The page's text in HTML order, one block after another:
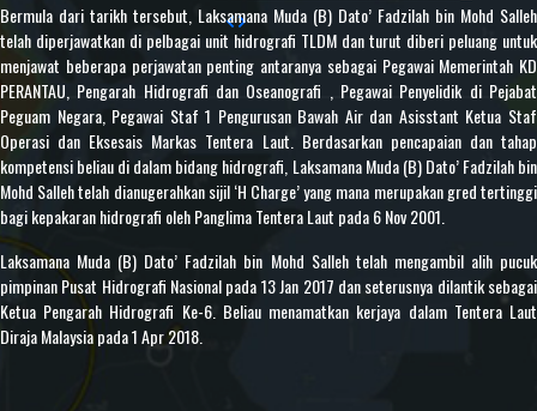
Bermula dari tarikh tersebut, Laksamana Muda (B) Dato’ Fadzilah bin Mohd Salleh
telah diperjawatkan di pelbagai unit hidrografi TLDM dan turut diberi peluang untuk
menjawat beberapa perjawatan penting antaranya sebagai Pegawai Memerintah KD
PERANTAU, Pengarah Hidrografi dan Oseanografi , Pegawai Penyelidik di Pejabat
Peguam Negara, Pegawai Staf 1 Pengurusan Bawah Air dan Asisstant Ketua Staf
Operasi dan Eksesais Markas Tentera Laut. Berdasarkan pencapaian dan tahap
kompetensi beliau di dalam bidang hidrografi, Laksamana Muda (B) Dato’ Fadzilah bin
Mohd Salleh telah dianugerahkan sijil ‘H Charge’ yang mana merupakan gred tertinggi
bagi kepakaran hidrografi oleh Panglima Tentera Laut pada 6 Nov 2001.
Laksamana Muda (B) Dato’ Fadzilah bin Mohd Salleh telah mengambil alih pucuk
pimpinan Pusat Hidrografi Nasional pada 13 Jan 2017 dan seterusnya dilantik sebagai
Ketua Pengarah Hidrografi Ke-6. Beliau menamatkan kerjaya dalam Tentera Laut
Diraja Malaysia pada 1 Apr 2018.